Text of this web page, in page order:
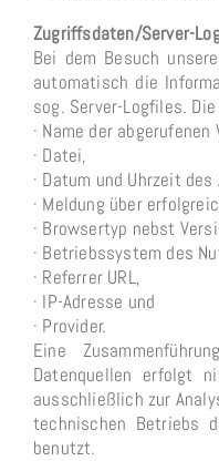
Zugriffsdaten/Server-
Bei dem Besuch
automatisch die
sog. Server-Logfiles.
· Name der
· Datei,
· Datum und Uhrzeit des
· Meldung über
· Browsertyp nebst
· Betriebssystem des
· Referrer URL,
· IP-Adresse und
· Provider.
Eine
Datenquellen erfolgt
ausschließlich zur
technischen Betriebs
benutzt.